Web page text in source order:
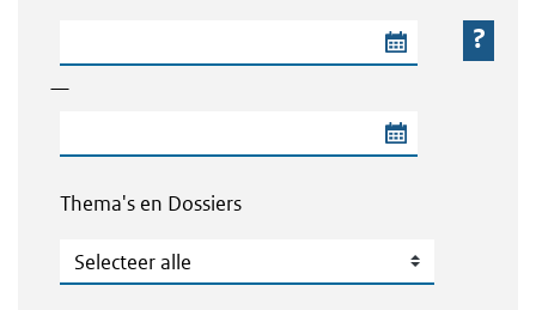
—
Thema's en Dossiers
Thema's en Dossiers